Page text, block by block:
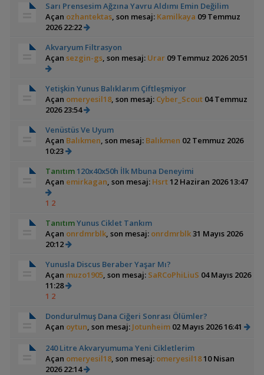
Sarı Prensesim Ağzına Yavru Aldımı Emin Değilim
Açan ozhantektas, son mesaj: Kamilkaya 09 Temmuz
2026 22:22
Akvaryum Filtrasyon
Açan sezgin-gs, son mesaj: Urar09 Temmuz 2026 20:51
Yetişkin Yunus Balıklarım Çiftleşmiyor
Açan omeryesil18, son mesaj: Cyber_Scout04 Temmuz
2026 23:54
Venüstüs Ve Uyum
Açan Balıkmen, son mesaj: Balıkmen 02 Temmuz 2026
10:23
Tanıtım120x40x50h İlk Mbuna Deneyimi
Açan emirkagan, son mesaj: Hsrt12 Haziran 2026 13:47
1 2
TanıtımYunus Ciklet Tankım
Açan onrdmrblk, son mesaj: onrdmrblk31 Mayıs 2026
20:12
Yunusla Discus Beraber Yaşar Mı?
Açan muzo1905, son mesaj: SaRCoPhiLiuS 04 Mayıs 2026
11:28
1 2
Dondurulmuş Dana Ciğeri Sonrası Ölümler?
Açan oytun, son mesaj: Jotunheim02 Mayıs 2026 16:41
240 Litre Akvaryumuma Yeni Cikletlerim
Açan omeryesil18, son mesaj: omeryesil1810 Nisan
2026 22:14